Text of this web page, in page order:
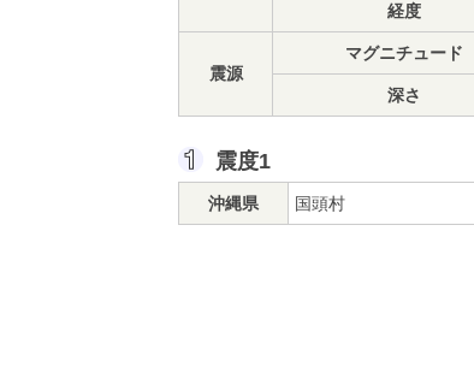
経度
震源
マグニチュード
深さ
震度1
沖縄県 国頭村